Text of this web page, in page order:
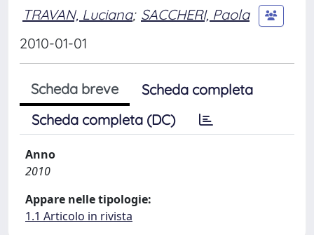
TRAVAN, Luciana; SACCHERI, Paola
2010-01-01
Scheda breve
Scheda completa
Scheda completa (DC)
Anno
2010
Appare nelle tipologie:
1.1 Articolo in rivista